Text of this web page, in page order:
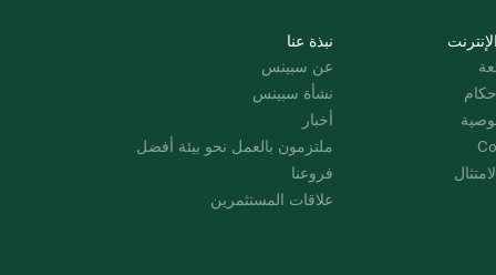
نبذة عنا
عن سبينس
نشأة سبينس
أخبار
ملتزمون بالعمل نحو بيئة أفضل
فروعنا
علاقات المستثمرين